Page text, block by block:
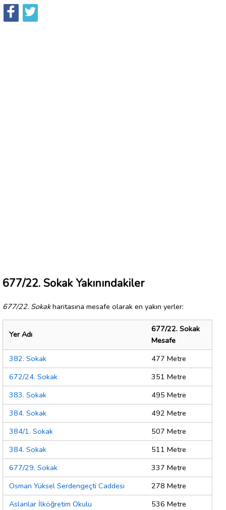
677/22. Sokak Yakınındakiler
677/22. Sokakharitasına mesafe olarak en yakın yerler:
Yer Adı
677/22. Sokak
Mesafe
382. Sokak
477 Metre
672/24. Sokak
351 Metre
383. Sokak
495 Metre
384. Sokak
492 Metre
384/1. Sokak
507 Metre
384. Sokak
511 Metre
677/29. Sokak
337 Metre
Osman Yüksel Serdengeçti Caddesi
278 Metre
Aslanlar İlköğretim Okulu
536 Metre